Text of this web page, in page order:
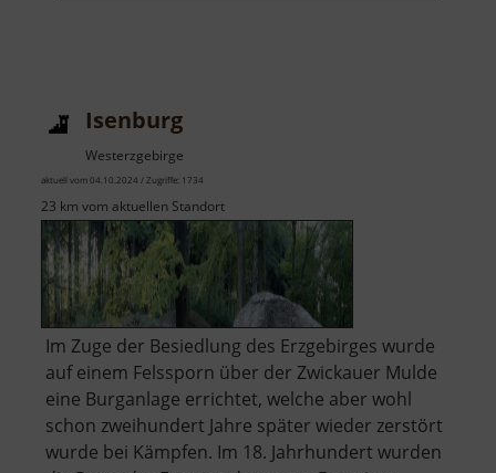
Isenburg
Westerzgebirge
aktuell vom 04.10.2024 / Zugriffe: 1734
23 km vom aktuellen Standort
Im Zuge der Besiedlung des Erzgebirges wurde
auf einem Felssporn über der Zwickauer Mulde
eine Burganlage errichtet, welche aber wohl
schon zweihundert Jahre später wieder zerstört
wurde bei Kämpfen. Im 18. Jahrhundert wurden